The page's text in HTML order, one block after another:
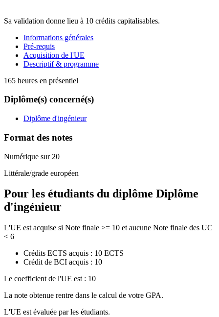
Sa validation donne lieu à 10 crédits capitalisables.
Informations générales
Pré-requis
Acquisition de l'UE
Descriptif & programme
165 heures en présentiel
Diplôme(s) concerné(s)
Diplôme d'ingénieur
Format des notes
Numérique sur 20
Littérale/grade européen
Pour les étudiants du diplôme Diplôme
d'ingénieur
L'UE est acquise si Note finale >= 10 et aucune Note finale des UC
< 6
Crédits ECTS acquis : 10 ECTS
Crédit de BCI acquis : 10
Le coefficient de l'UE est : 10
La note obtenue rentre dans le calcul de votre GPA.
L'UE est évaluée par les étudiants.